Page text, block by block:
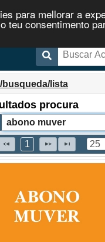
para mellorar a
teu consentimento
/busqueda/lista
procura
1